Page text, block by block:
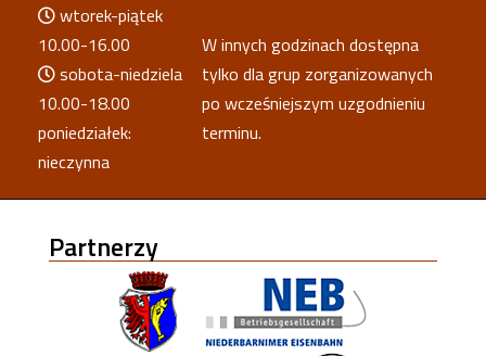
wtorek-piątek
10.00-16.00
sobota-niedziela
10.00-18.00
poniedziałek:
nieczynna
W innych godzinach dostępna
tylko dla grup zorganizowanych
po wcześniejszym uzgodnieniu
terminu.
Partnerzy